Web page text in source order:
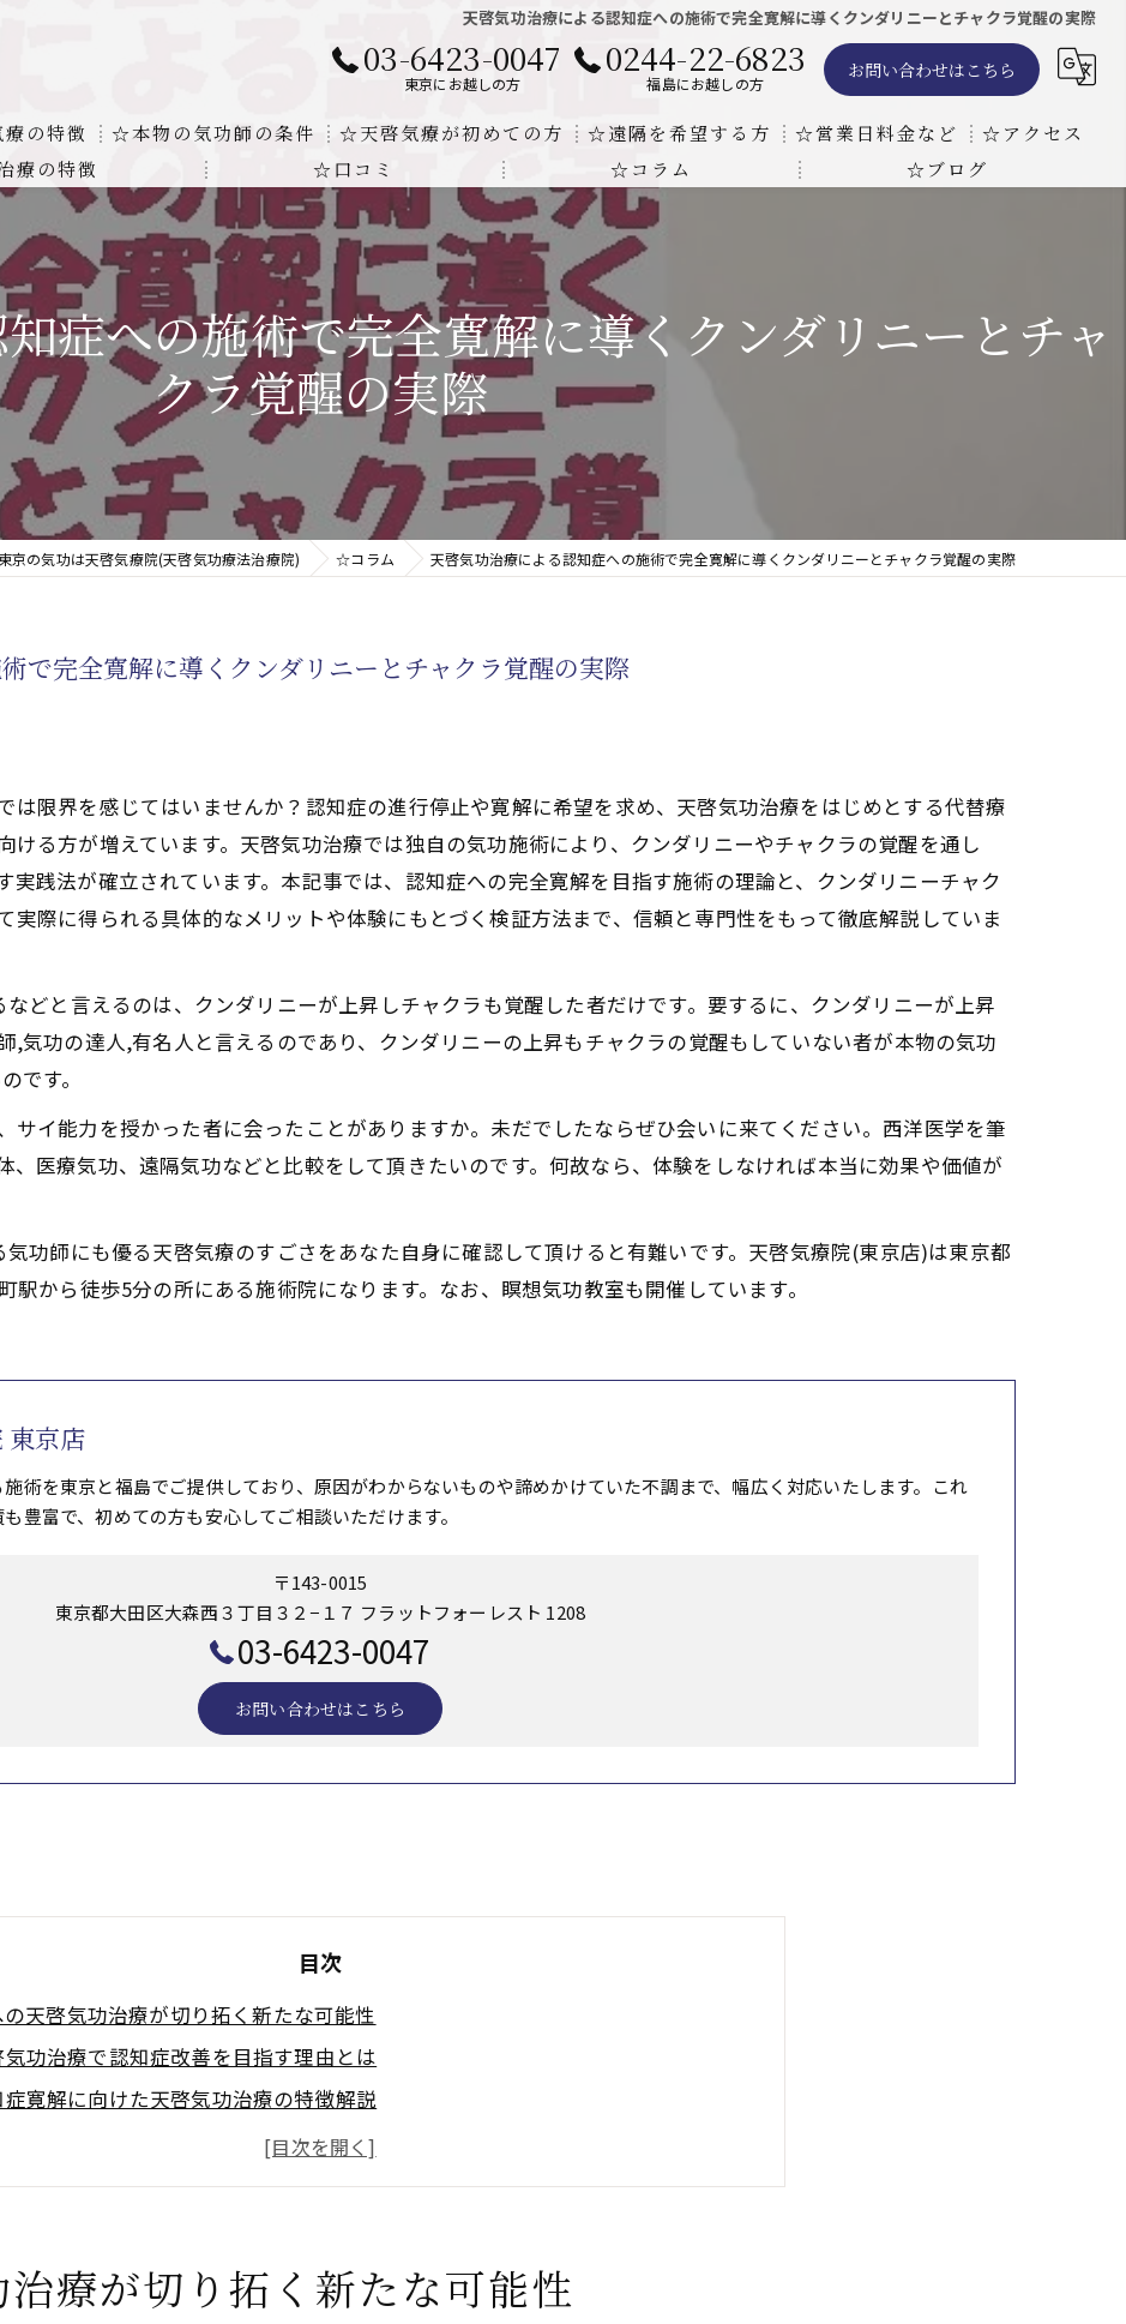
天啓気功治療による認知症への施術で完全寛解に導くクンダリニーとチャクラ覚醒の実際
03-6423-0047
東京にお越しの方
0244-22-6823
福島にお越しの方
お問い合わせはこちら
の特徴
質問に対する回答
に関する書籍
師にも優るサイ能力の凄さ
や療法と天啓気療の違い
☆本物の気功師の条件
クンダリニーの上昇でチャクラの覚醒
☆天啓気療が初めての方 ☆遠隔を希望する方
遠隔気功ヒーリングで難病の克服の方法と効果
☆営業日料金など ☆アクセス
療の特徴
療により奇跡的な寛解
クラ覚醒サイ能力
状を解明及び緩解法
☆口コミ ☆コラム ☆ブログ
症への施術で完全寛解に導くクンダリニーとチャ
クラ覚醒の実際
東京の気功は天啓気療院(天啓気功療法治療院) ☆コラム 天啓気功治療による認知症への施術で完全寛解に導くクンダリニーとチャクラ覚醒の実際
で完全寛解に導くクンダリニーとチャクラ覚醒の実際
は限界を感じてはいませんか？認知症の進行停止や寛解に希望を求め、天啓気功治療をはじめとする代替療
ける方が増えています。天啓気功治療では独自の気功施術により、クンダリニーやチャクラの覚醒を通し
実践法が確立されています。本記事では、認知症への完全寛解を目指す施術の理論と、クンダリニーチャク
実際に得られる具体的なメリットや体験にもとづく検証方法まで、信頼と専門性をもって徹底解説していま
どと言えるのは、クンダリニーが上昇しチャクラも覚醒した者だけです。要するに、クンダリニーが上昇
,気功の達人,有名人と言えるのであり、クンダリニーの上昇もチャクラの覚醒もしていない者が本物の気功
です。
サイ能力を授かった者に会ったことがありますか。未だでしたならぜひ会いに来てください。西洋医学を筆
、医療気功、遠隔気功などと比較をして頂きたいのです。何故なら、体験をしなければ本当に効果や価値が
功師にも優る天啓気療のすごさをあなた自身に確認して頂けると有難いです。天啓気療院(東京店)は東京都
から徒歩5分の所にある施術院になります。なお、瞑想気功教室も開催しています。
東京店
術を東京と福島でご提供しており、原因がわからないものや諦めかけていた不調まで、幅広く対応いたします。これ
豊富で、初めての方も安心してご相談いただけます。
〒143-0015
東京都大田区大森西３丁目３２−１７ フラットフォーレスト 1208
03-6423-0047
お問い合わせはこちら
目次
天啓気功治療が切り拓く新たな可能性
気功治療で認知症改善を目指す理由とは
症寛解に向けた天啓気功治療の特徴解説
医療と天啓気功治療の併用の有効性
功治療や療法で活性化するクンダリニー覚醒体験が示す認知症回復力
治療や療法で活性化するクンダリニーチャクラ覚醒がもたらす心身変容の真実
功治療で天啓気功治療や療法で活性化するクンダリニー覚醒のプロセスを体感
療が切り拓く新たな可能性